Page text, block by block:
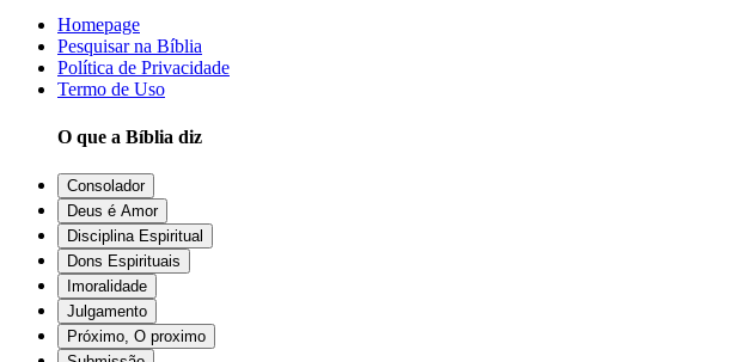
Homepage
Pesquisar na Bíblia
Política de Privacidade
Termo de Uso
O que a Bíblia diz
Consolador
Deus é Amor
Disciplina Espiritual
Dons Espirituais
Imoralidade
Julgamento
Próximo, O proximo